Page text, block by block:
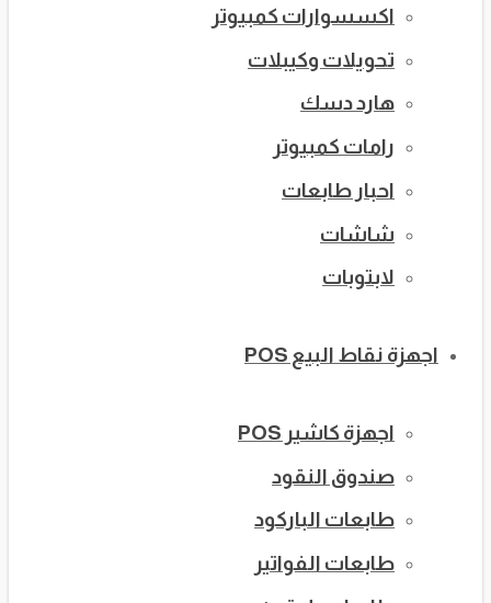
اكسسوارات كمبيوتر
تحويلات وكيبلات
هارد دسك
رامات كمبيوتر
احبار طابعات
شاشات
لابتوبات
اجهزة نقاط البيع POS
اجهزة كاشير POS
صندوق النقود
طابعات الباركود
طابعات الفواتير